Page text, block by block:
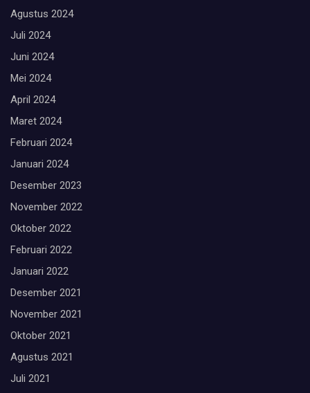
Agustus 2024
Juli 2024
Juni 2024
Mei 2024
April 2024
Maret 2024
Februari 2024
Januari 2024
Desember 2023
November 2022
Oktober 2022
Februari 2022
Januari 2022
Desember 2021
November 2021
Oktober 2021
Agustus 2021
Juli 2021